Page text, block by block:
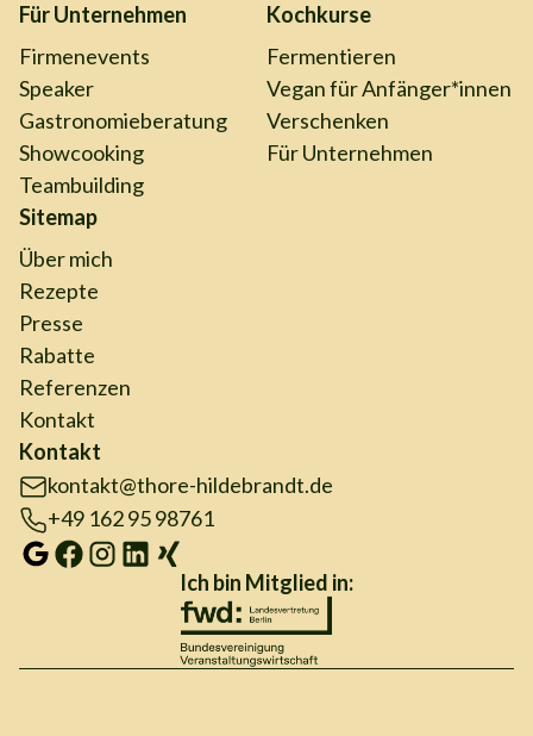
Für Unternehmen
Firmenevents
Speaker
Gastronomieberatung
Showcooking
Teambuilding
Kochkurse
Fermentieren
Vegan für Anfänger*innen
Verschenken
Für Unternehmen
Sitemap
Über mich
Rezepte
Presse
Rabatte
Referenzen
Kontakt
Kontakt
kontakt@thore-hildebrandt.de
+49 162 95 98761
Ich bin Mitglied in: